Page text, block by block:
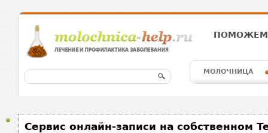
ПОМОЖЕМ
МОЛОЧНИЦА
Сервис онлайн-записи на собственном